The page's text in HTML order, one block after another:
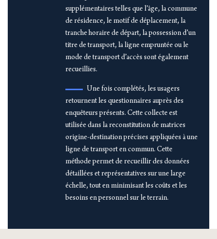
supplémentaires telles que l’âge, la commune
de résidence, le motif de déplacement, la
tranche horaire de départ, la possession d’un
titre de transport, la ligne empruntée ou le
mode de transport d’accès sont également
recueillies.
Une fois complétés, les usagers
retournent les questionnaires auprès des
enquêteurs présents. Cette collecte est
utilisée dans la reconstitution de matrices
origine-destination précises appliquées à une
ligne de transport en commun. Cette
méthode permet de recueillir des données
détaillées et représentatives sur une large
échelle, tout en minimisant les coûts et les
besoins en personnel sur le terrain.